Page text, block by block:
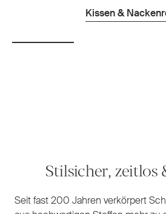
Kissen &
Stilsicher, zeitlos
Seit fast 200 Jahren verkörpert